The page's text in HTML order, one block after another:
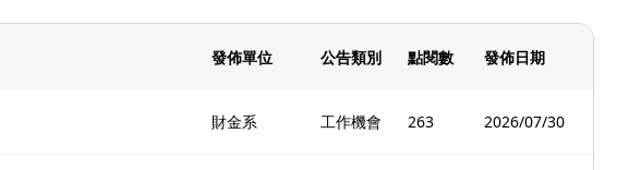
發佈單位 公告類別 點閱數 發佈日期
財金系 工作機會 263 2026/07/30